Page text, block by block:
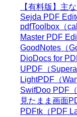
【有料版】主
Sejda PDF
pdfToolbox（
Master PDF
GoodNotes（
DioDocs for
UPDF（
LightPDF（
SwifDoo PDF
見たまま画面
PDFtk（PDF